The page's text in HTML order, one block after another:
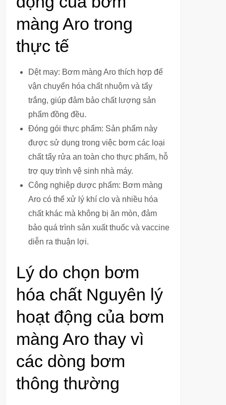
màng Aro trong
thực tế
Dệt may: Bơm màng Aro thích hợp để
vận chuyển hóa chất nhuộm và tẩy
trắng, giúp đảm bảo chất lượng sản
phẩm đồng đều.
Đóng gói thực phẩm: Sản phẩm này
được sử dụng trong việc bơm các loại
chất tẩy rửa an toàn cho thực phẩm, hỗ
trợ quy trình vệ sinh nhà máy.
Công nghiệp dược phẩm: Bơm màng
Aro có thể xử lý khí clo và nhiều hóa
chất khác mà không bị ăn mòn, đảm
bảo quá trình sản xuất thuốc và vaccine
diễn ra thuận lợi.
Lý do chọn bơm
hóa chất Nguyên lý
hoạt động của bơm
màng Aro thay vì
các dòng bơm
thông thường